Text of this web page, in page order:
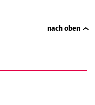
nach oben